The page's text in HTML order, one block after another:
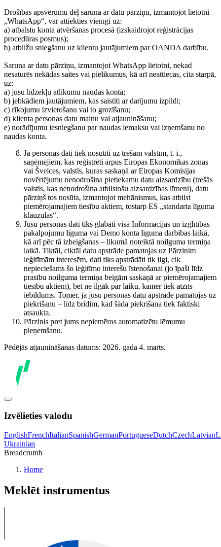
Drošības apsvērumu dēļ saruna ar datu pārziņu, izmantojot lietotni
„WhatsApp“, var attiekties vienīgi uz:
a) atbalstu konta atvēršanas procesā (izskaidrojot reģistrācijas
procedūras posmus);
b) atbilžu sniegšanu uz klientu jautājumiem par OANDA darbību.
Saruna ar datu pārziņu, izmantojot WhatsApp lietotni, nekad
nesaturēs nekādas saites vai pielikumus, kā arī neattiecas, cita starpā,
uz:
a) jūsu līdzekļu atlikumu naudas kontā;
b) jebkādiem jautājumiem, kas saistīti ar darījumu izpildi;
c) rīkojumu izvietošanu vai to grozīšanu;
d) klienta personas datu maiņu vai atjaunināšanu;
e) norādījumu iesniegšanu par naudas iemaksu vai izņemšanu no
naudas konta.
Ja personas dati tiek nosūtīti uz trešām valstīm, t. i.,
saņēmējiem, kas reģistrēti ārpus Eiropas Ekonomikas zonas
vai Šveices, valstīs, kuras saskaņā ar Eiropas Komisijas
novērtējumu nenodrošina pietiekamu datu aizsardzību (trešās
valstis, kas nenodrošina atbilstošu aizsardzības līmeni), datu
pārziņš tos nosūta, izmantojot mehānismus, kas atbilst
piemērojamajiem tiesību aktiem, tostarp ES „standarta līguma
klauzulas“.
Jūsu personas dati tiks glabāti visā Informācijas un izglītības
pakalpojumu līguma vai Demo konta līguma darbības laikā,
kā arī pēc tā izbeigšanas – likumā noteiktā noilguma termiņa
laikā. Tiktāl, ciktāl datu apstrāde pamatojas uz Pārzinim
leģitīmām interesēm, dati tiks apstrādāti tik ilgi, cik
nepieciešams šo leģitīmo interešu īstenošanai (jo īpaši līdz
prasību noilguma termiņa beigām saskaņā ar piemērojamajiem
tiesību aktiem), bet ne ilgāk par laiku, kamēr tiek atzīts
iebildums. Tomēr, ja jūsu personas datu apstrāde pamatojas uz
piekrišanu – līdz brīdim, kad šāda piekrišana tiek faktiski
atsaukta.
Pārzinis pret jums nepiemēros automatizētu lēmumu
pieņemšanu.
Pēdējās atjaunināšanas datums: 2026. gada 4. marts.
Izvēlieties valodu
EnglishFrenchItalianSpanishGermanPortugueseDutchCzechLatvian
Ukrainian
Breadcrumb
Home
Meklēt instrumentus